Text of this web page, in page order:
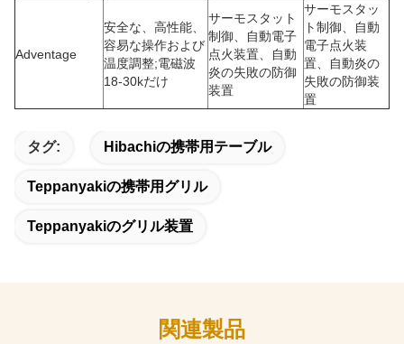
Adventage
安全な、高性能、
容易な操作および
温度調整;電磁波
18-30kだけ
サーモスタット
制御、自動電子
点火装置、自動
炎の失敗の防御
装置
サーモスタッ
ト制御、自動
電子点火装
置、自動炎の
失敗の防御装
置
タグ: Hibachiの携帯用テーブル
Teppanyakiの携帯用グリル
Teppanyakiのグリル装置
関連製品